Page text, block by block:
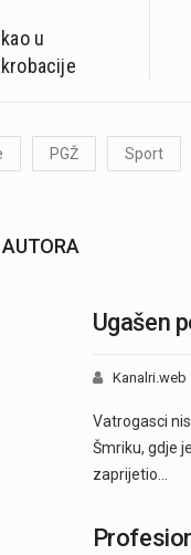
u
PGŽ Sport
Ugašen
Kanalri.web
Vatrogasci
Šmriku, gdje
zaprijetio…